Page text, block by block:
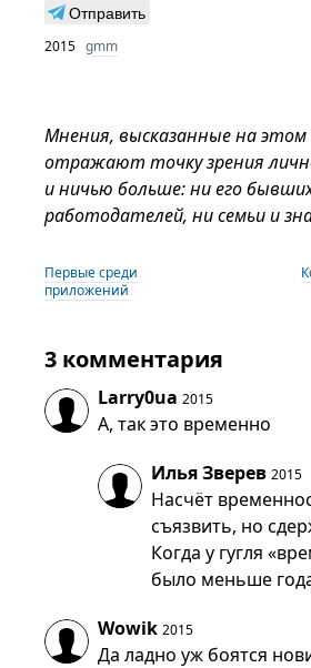
Отправить
2015 gmm
Мнения, высказанные на этом
отражают точку зрения
и ничью больше: ни его
работодателей, ни семьи и
Первые среди
приложений
3 комментария
Larry0ua 2015
А, так это временно
Илья Зверев 2015
Насчёт
съязвить, но
Когда у гугля
было меньше
Wowik 2015
Да ладно уж боятся